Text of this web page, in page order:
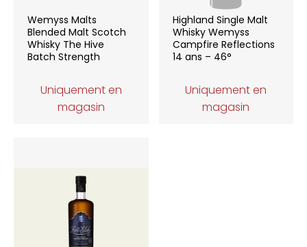
Wemyss Malts
Blended Malt Scotch
Whisky The Hive
Batch Strength
Uniquement en
magasin
Highland Single Malt
Whisky Wemyss
Campfire Reflections
14 ans – 46°
Uniquement en
magasin